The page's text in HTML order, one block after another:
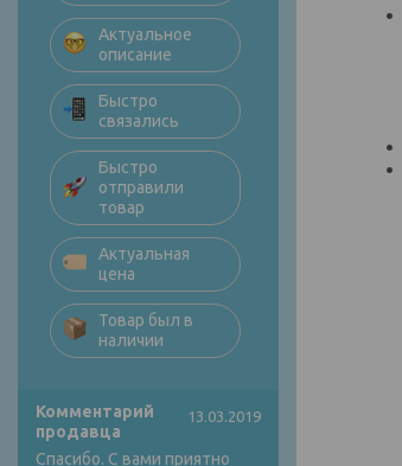
Актуальное
описание
Быстро
связались
Быстро
отправили
товар
Актуальная
цена
Товар был в
наличии
Комментарий
продавца
13.03.2019
Спасибо. С вами приятно